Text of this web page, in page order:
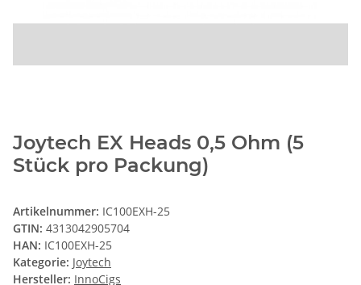
Joytech EX Heads 0,5 Ohm (5
Stück pro Packung)
Artikelnummer: IC100EXH-25
GTIN: 4313042905704
HAN: IC100EXH-25
Kategorie: Joytech
Hersteller: InnoCigs